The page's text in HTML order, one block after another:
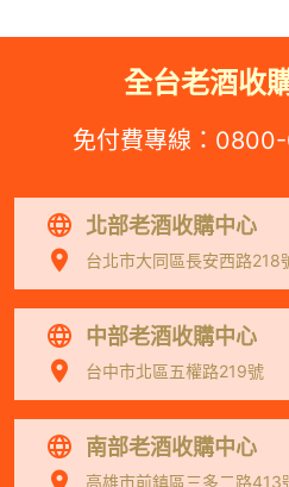
全台老酒收
免付費專線：
北部老酒收購中心
台北市大同區長安西路218
中部老酒收購中心
台中市北區五權路219號
南部老酒收購中心
高雄市前鎮區三多二路413